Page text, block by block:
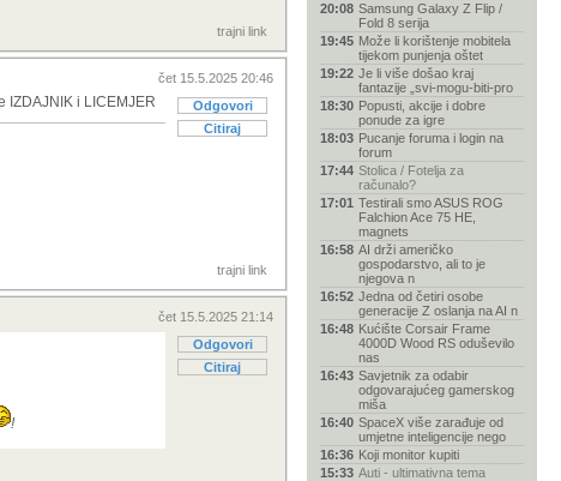
trajni link
čet 15.5.2025 20:46
Odgovori
Citiraj
IZDAJNIK i LICEMJER
trajni link
čet 15.5.2025 21:14
Odgovori
Citiraj
!
20:08 Samsung Galaxy Z Flip /
Fold 8 serija
19:45 Može li korištenje mobitela
tijekom punjenja oštet
19:22 Je li više došao kraj
fantazije „svi-mogu-biti-pro
18:30 Popusti, akcije i dobre
ponude za igre
18:03 Pucanje foruma i login na
forum
17:44 Stolica / Fotelja za
računalo?
17:01 Testirali smo ASUS ROG
Falchion Ace 75 HE,
magnets
16:58 AI drži američko
gospodarstvo, ali to je
njegova n
16:52 Jedna od četiri osobe
generacije Z oslanja na AI n
16:48 Kućište Corsair Frame
4000D Wood RS oduševilo
nas
16:43 Savjetnik za odabir
odgovarajućeg gamerskog
miša
16:40 SpaceX više zarađuje od
umjetne inteligencije nego
16:36 Koji monitor kupiti
15:33 Auti - ultimativna tema